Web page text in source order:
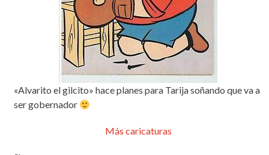
«Alvarito el gilcito» hace planes para Tarija soñando que va a
ser gobernador
Más caricaturas